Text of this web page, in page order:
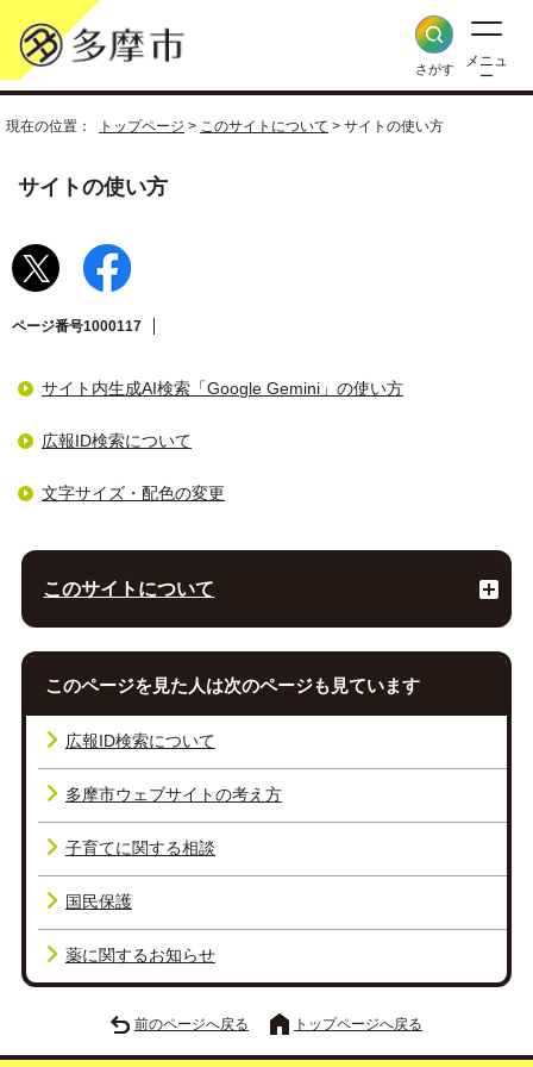
さがす
メニュ
ー
現在の位置： トップページ > このサイトについて > サイトの使い方
サイトの使い方
ページ番号1000117
サイト内生成AI検索「Google Gemini」の使い方
広報ID検索について
文字サイズ・配色の変更
このサイトについて
このページを見た人は次のページも見ています
広報ID検索について
多摩市ウェブサイトの考え方
子育てに関する相談
国民保護
薬に関するお知らせ
前のページへ戻る トップページへ戻る